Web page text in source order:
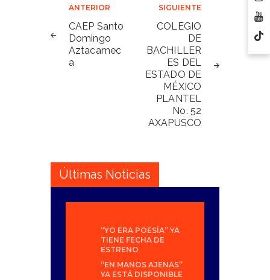
Navegación
de
entradas
ANTERIOR
CAEP Santo
Domingo
Aztacamec
a
SIGUIENTE
COLEGIO
DE
BACHILLER
ES DEL
ESTADO DE
MÉXICO
PLANTEL
No. 52
AXAPUSCO
Últimas Noticias
“YO ERA POESÍA” YA
TIENE FECHA DE
ESTRENO
“EN MANOS AJENAS”
YA ESTÁ DISPONIBLE